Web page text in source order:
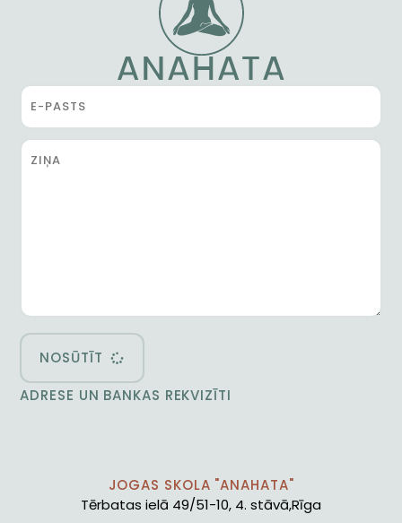
NOSŪTĪT
ADRESE UN BANKAS REKVIZĪTI
JOGAS SKOLA "ANAHATA"
Tērbatas ielā 49/51-10, 4. stāvā,Rīga